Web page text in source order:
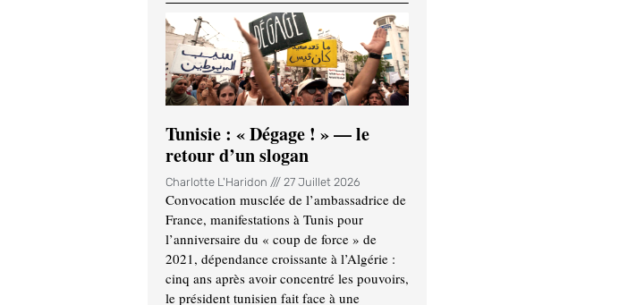
Tunisie : « Dégage ! » — le
retour d’un slogan
Charlotte L'Haridon 27 Juillet 2026
Convocation musclée de l’ambassadrice de
France, manifestations à Tunis pour
l’anniversaire du « coup de force » de
2021, dépendance croissante à l’Algérie :
cinq ans après avoir concentré les pouvoirs,
le président tunisien fait face à une